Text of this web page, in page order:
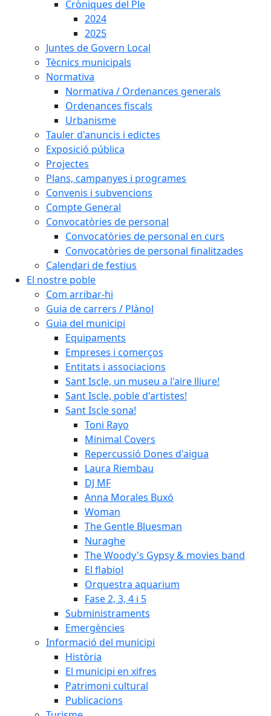
Cròniques del Ple
2024
2025
Juntes de Govern Local
Tècnics municipals
Normativa
Normativa / Ordenances generals
Ordenances fiscals
Urbanisme
Tauler d'anuncis i edictes
Exposició pública
Projectes
Plans, campanyes i programes
Convenis i subvencions
Compte General
Convocatòries de personal
Convocatòries de personal en curs
Convocatòries de personal finalitzades
Calendari de festius
El nostre poble
Com arribar-hi
Guia de carrers / Plànol
Guia del municipi
Equipaments
Empreses i comerços
Entitats i associacions
Sant Iscle, un museu a l'aire lliure!
Sant Iscle, poble d'artistes!
Sant Iscle sona!
Toni Rayo
Minimal Covers
Repercussió Dones d'aigua
Laura Riembau
DJ MF
Anna Morales Buxó
Woman
The Gentle Bluesman
Nuraghe
The Woody's Gypsy & movies band
El flabiol
Orquestra aquarium
Fase 2, 3, 4 i 5
Subministraments
Emergències
Informació del municipi
Història
El municipi en xifres
Patrimoni cultural
Publicacions